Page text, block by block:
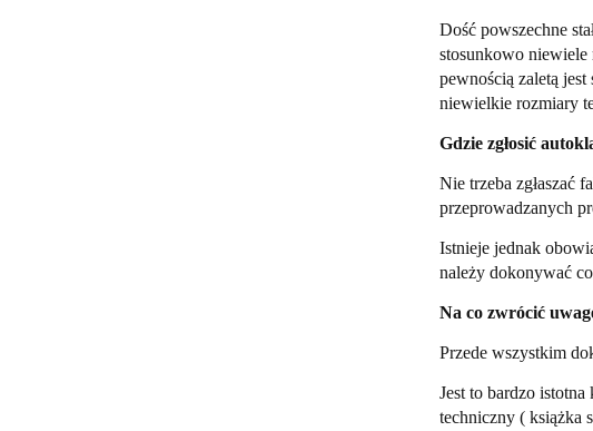
Dość powszechne
stosunkowo niewiele
pewnością zaletą
niewielkie rozmiary
Gdzie zgłosić
Nie trzeba zgłaszać
przeprowadzanych
Istnieje jednak
należy dokonywać
Na co zwrócić
Przede wszystkim
Jest to bardzo
techniczny ( książka